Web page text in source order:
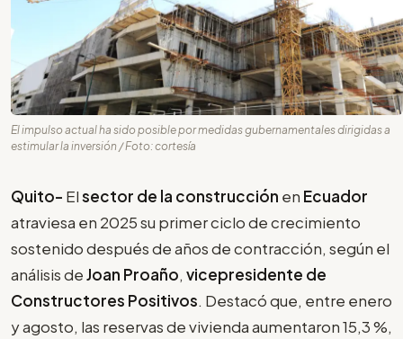
El impulso actual ha sido posible por medidas gubernamentales dirigidas a
estimular la inversión / Foto: cortesía
Quito- Elsector de la construcción en Ecuador
atraviesa en 2025 su primer ciclo de crecimiento
sostenido después de años de contracción, según el
análisis deJoan Proaño, vicepresidente de
Constructores Positivos. Destacó que, entre enero
y agosto, las reservas de vivienda aumentaron 15,3 %,